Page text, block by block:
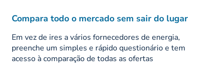
Compara todo o mercado sem sair do lugar
Em vez de ires a vários fornecedores de energia,
preenche um simples e rápido questionário e tem
acesso à comparação de todas as ofertas